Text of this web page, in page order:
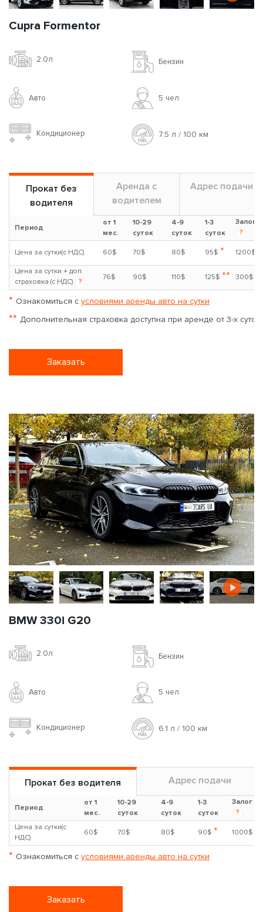
Cupra Formentor
2.0л Бензин
Авто 5 чел
Кондиционер 7.5 л / 100 км
Прокат без
водителя
Аренда с
водителем
Адрес подачи
Период
от 1
мес.
10-29
суток
4-9
суток
1-3
суток
Залог
?
Цена за сутки(с НДС) 60$ 70$ 80$ 95$ * 1200$
Цена за сутки + доп.
страховка (с НДС)
?
76$ 90$ 110$ 125$ ** 300$
* Ознакомиться с условиями аренды авто на сутки
** Дополнительная страховка доступна при аренде от 3-х суток
Заказать
BMW 330i G20
2.0л Бензин
Авто 5 чел
Кондиционер 6.1 л / 100 км
Прокат без водителя Адрес подачи
Период
от 1
мес.
10-29
суток
4-9
суток
1-3
суток
Залог
?
Цена за сутки(с
НДС)
60$ 70$ 80$ 90$ * 1000$
* Ознакомиться с условиями аренды авто на сутки
Заказать